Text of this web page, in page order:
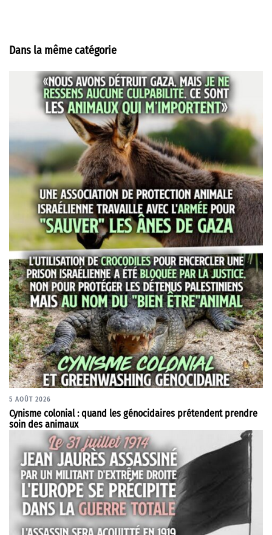
Dans la même catégorie
5 AOÛT 2026
Cynisme colonial : quand les génocidaires prétendent prendre
soin des animaux